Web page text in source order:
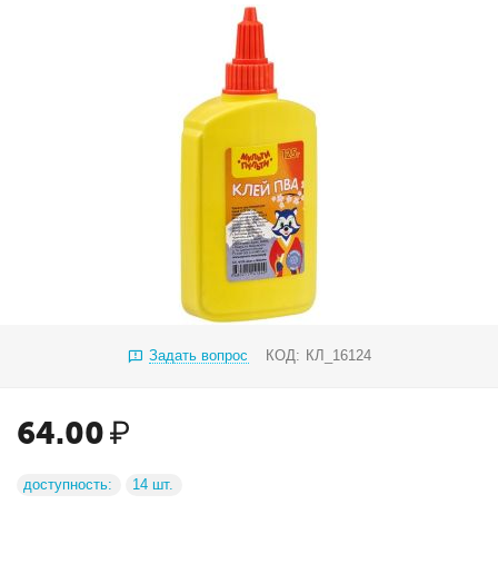
Задать вопрос КОД: КЛ_16124
64.00₽
доступность: 14 шт.